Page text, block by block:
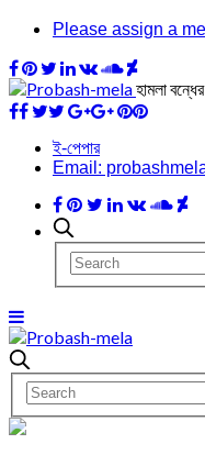
Please assign a
হামলা
ই-পেপার
Email: